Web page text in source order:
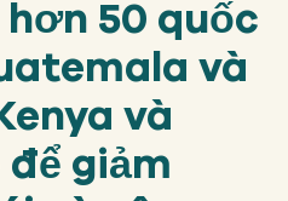
50 quốc
và
và
giảm